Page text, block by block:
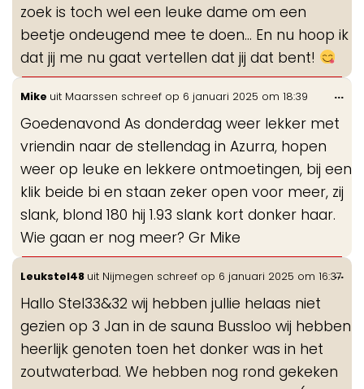
zoek is toch wel een leuke dame om een
beetje ondeugend mee te doen... En nu hoop ik
dat jij me nu gaat vertellen dat jij dat bent!
Mike uit Maarssen schreef op 6 januari 2025 om 18:39
Goedenavond As donderdag weer lekker met
vriendin naar de stellendag in Azurra, hopen
weer op leuke en lekkere ontmoetingen, bij een
klik beide bi en staan zeker open voor meer, zij
slank, blond 180 hij 1.93 slank kort donker haar.
Wie gaan er nog meer? Gr Mike
...
Leukstel48 uit Nijmegen schreef op 6 januari 2025 om 16:37
Hallo Stel33&32 wij hebben jullie helaas niet
gezien op 3 Jan in de sauna Bussloo wij hebben
heerlijk genoten toen het donker was in het
zoutwaterbad. We hebben nog rond gekeken
...